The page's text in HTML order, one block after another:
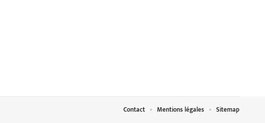
Contact Mentions légales Sitemap